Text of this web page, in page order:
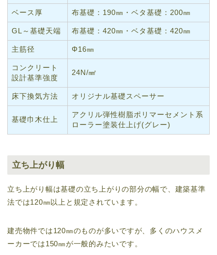
ベース厚 布基礎：190㎜・ベタ基礎：200㎜
GL～基礎天端 布基礎：420㎜・ベタ基礎：420㎜
主筋径 Φ16㎜
コンクリート
設計基準強度
24N/㎟
床下換気方法 オリジナル基礎スペーサー
基礎巾木仕上
アクリル弾性樹脂ポリマーセメント系
ローラー塗装仕上げ(グレー)
立ち上がり幅
立ち上がり幅は基礎の立ち上がりの部分の幅で、建築基準
法では120㎜以上と規定されています。
建売物件では120㎜のものが多いですが、多くのハウスメ
ーカーでは150㎜が一般的みたいです。